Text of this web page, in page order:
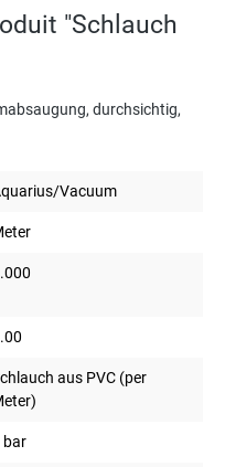
"Schlauch
durchsichtig,
Vacuum
aus PVC (per
bar